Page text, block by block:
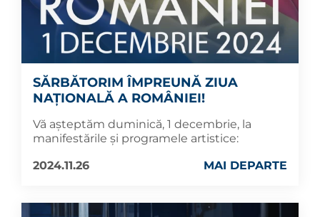
SĂRBĂTORIM ÎMPREUNĂ ZIUA
NAȚIONALĂ A ROMÂNIEI!
Vă așteptăm duminică, 1 decembrie, la
manifestările și programele artistice:
2024.11.26
MAI DEPARTE